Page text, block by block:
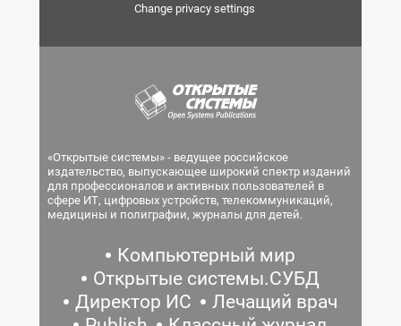
Change privacy settings
«Открытые системы» - ведущее российское
издательство, выпускающее широкий спектр изданий
для профессионалов и активных пользователей в
сфере ИТ, цифровых устройств, телекоммуникаций,
медицины и полиграфии, журналы для детей.
Компьютерный мир
Открытые системы.СУБД
Директор ИС
Лечащий врач